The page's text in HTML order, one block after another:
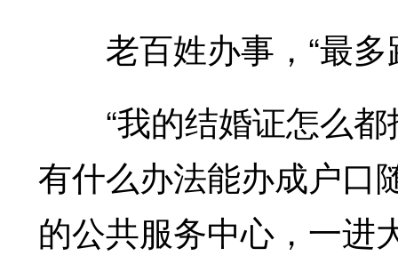
老百姓办事，“最多
“我的结婚证怎么都
有什么办法能办成户口
的公共服务中心，一进